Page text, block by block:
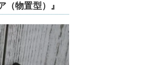
物置型）』